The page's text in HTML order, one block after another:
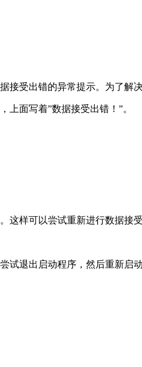
接受出错的异常提示。为了解
上面写着”数据接受出错！”。
这样可以尝试重新进行数据接
试退出启动程序，然后重新启